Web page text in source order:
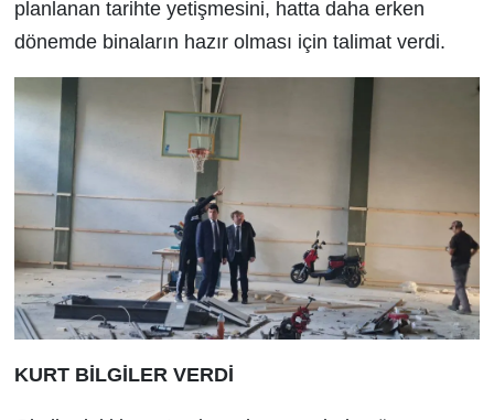
planlanan tarihte yetişmesini, hatta daha erken
dönemde binaların hazır olması için talimat verdi.
KURT BİLGİLER VERDİ